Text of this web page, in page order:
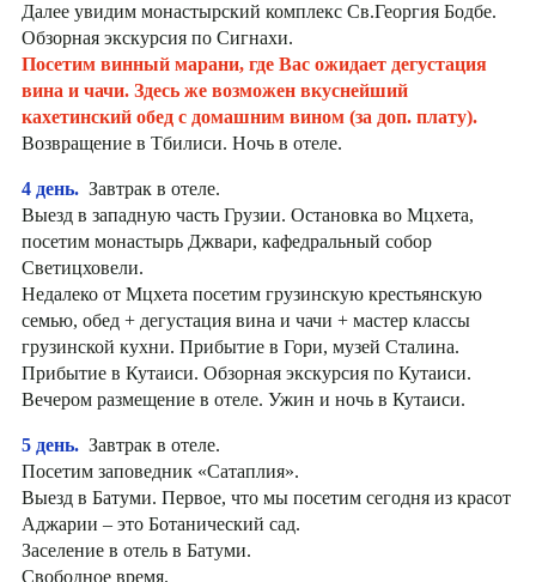
Далее увидим монастырский комплекс Св.Георгия Бодбе.
Обзорная экскурсия по Сигнахи.
Посетим винный марани, где Вас ожидает дегустация
вина и чачи. Здесь же возможен вкуснейший
кахетинский обед с домашним вином (за доп. плату).
Возвращение в Тбилиси. Ночь в отеле.
4 день. Завтрак в отеле.
Выезд в западную часть Грузии. Остановка во Мцхета,
посетим монастырь Джвари, кафедральный собор
Светицховели.
Недалеко от Мцхета посетим грузинскую крестьянскую
семью, обед + дегустация вина и чачи + мастер классы
грузинской кухни. Прибытие в Гори, музей Сталина.
Прибытие в Кутаиси. Обзорная экскурсия по Кутаиси.
Вечером размещение в отеле. Ужин и ночь в Кутаиси.
5 день. Завтрак в отеле.
Посетим заповедник «Сатаплия».
Выезд в Батуми. Первое, что мы посетим сегодня из красот
Аджарии – это Ботанический сад.
Заселение в отель в Батуми.
Свободное время.